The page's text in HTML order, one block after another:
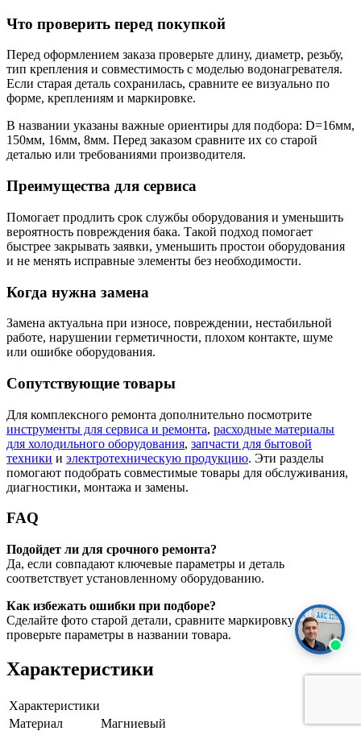
Что проверить перед покупкой
Перед оформлением заказа проверьте длину, диаметр, резьбу,
тип крепления и совместимость с моделью водонагревателя.
Если старая деталь сохранилась, сравните ее визуально по
форме, креплениям и маркировке.
В названии указаны важные ориентиры для подбора: D=16мм,
150мм, 16мм, 8мм. Перед заказом сравните их со старой
деталью или требованиями производителя.
Преимущества для сервиса
Помогает продлить срок службы оборудования и уменьшить
вероятность повреждения бака. Такой подход помогает
быстрее закрывать заявки, уменьшить простои оборудования
и не менять исправные элементы без необходимости.
Когда нужна замена
Замена актуальна при износе, повреждении, нестабильной
работе, нарушении герметичности, плохом контакте, шуме
или ошибке оборудования.
Сопутствующие товары
Для комплексного ремонта дополнительно посмотрите
инструменты для сервиса и ремонта, расходные материалы
для холодильного оборудования, запчасти для бытовой
техники и электротехническую продукцию. Эти разделы
помогают подобрать совместимые товары для обслуживания,
диагностики, монтажа и замены.
FAQ
Подойдет ли для срочного ремонта?
Да, если совпадают ключевые параметры и деталь
соответствует установленному оборудованию.
Как избежать ошибки при подборе?
Сделайте фото старой детали, сравните маркировку и
проверьте параметры в названии товара.
Характеристики
Характеристики
Материал
Магниевый